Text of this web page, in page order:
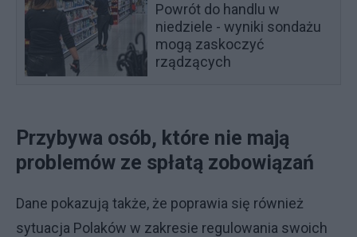
Powrót do handlu w
niedziele - wyniki sondażu
mogą zaskoczyć
rządzących
Przybywa osób, które nie mają
problemów ze spłatą zobowiązań
Dane pokazują także, że poprawia się również
sytuacja Polaków w zakresie regulowania swoich